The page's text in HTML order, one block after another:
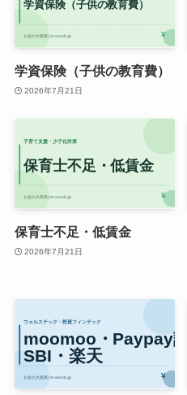
学資保険（子供の教育費）
2026年7月21日
保育士不足・低賃金
2026年7月21日